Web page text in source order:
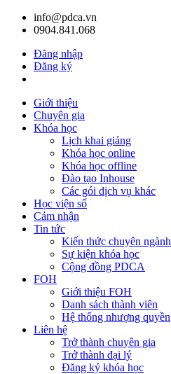
info@pdca.vn
0904.841.068
Đăng nhập
Đăng ký
Giới thiệu
Chuyên gia
Khóa học
Lịch khai giảng
Khóa học online
Khóa học offline
Đào tạo Inhouse
Các gói dịch vụ khác
Học viện số
Cảm nhận
Tin tức
Kiến thức chuyên ngành
Sự kiện khóa học
Cộng đồng PDCA
FOH
Giới thiệu FOH
Danh sách thành viên
Hệ thống nhượng quyền
Liên hệ
Trở thành chuyên gia
Trở thành đại lý
Đăng ký khóa học